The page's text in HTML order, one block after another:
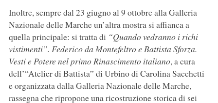
Inoltre, sempre dal 23 giugno al 9 ottobre alla Galleria
Nazionale delle Marche un’altra mostra si affianca a
quella principale: si tratta di “Quando vedranno i richi
vistimenti”. Federico da Montefeltro e Battista Sforza.
Vesti e Potere nel primo Rinascimento italiano, a cura
dell’“Atelier di Battista” di Urbino di Carolina Sacchetti
e organizzata dalla Galleria Nazionale delle Marche,
rassegna che ripropone una ricostruzione storica di sei